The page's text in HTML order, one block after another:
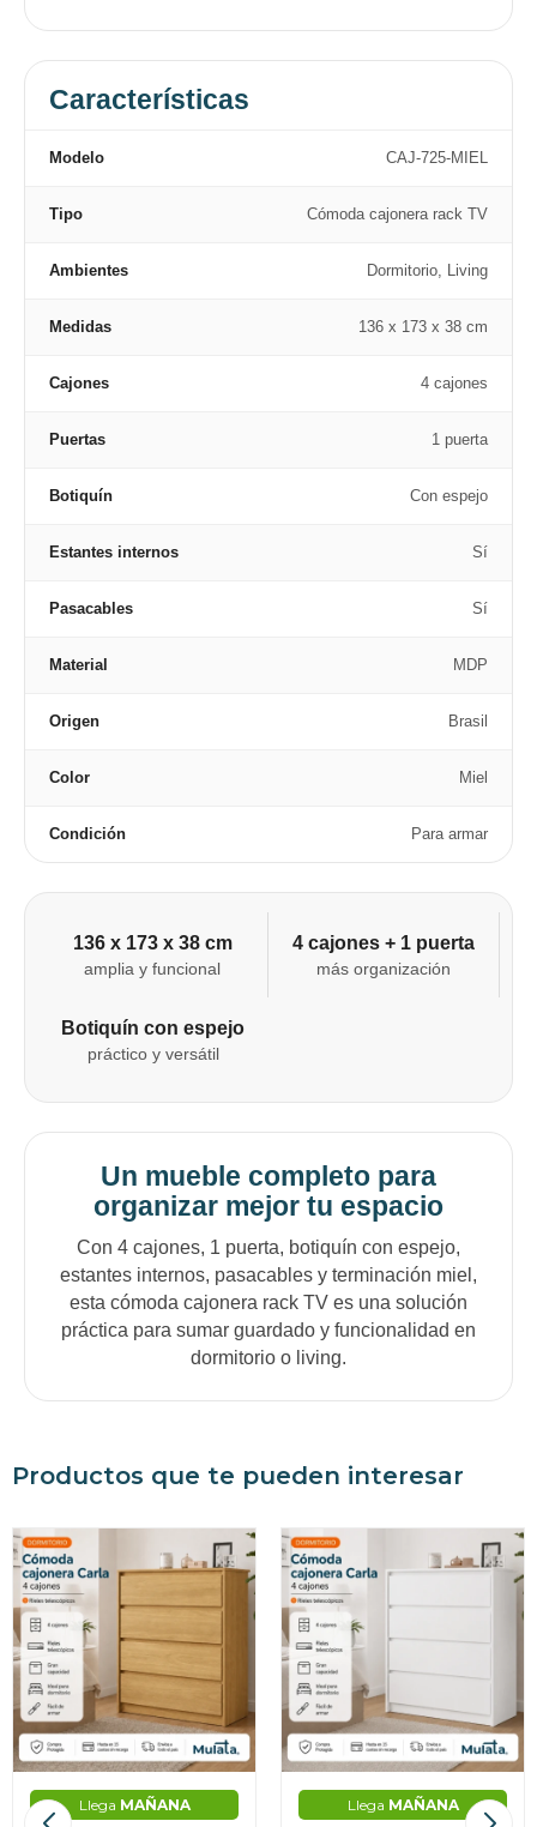
Características
Modelo CAJ-725-MIEL
Tipo Cómoda cajonera rack TV
Ambientes Dormitorio, Living
Medidas 136 x 173 x 38 cm
Cajones 4 cajones
Puertas 1 puerta
Botiquín Con espejo
Estantes internos Sí
Pasacables Sí
Material MDP
Origen Brasil
Color Miel
Condición Para armar
136 x 173 x 38 cm
amplia y funcional
4 cajones + 1 puerta
más organización
Botiquín con espejo
práctico y versátil
Un mueble completo para
organizar mejor tu espacio
Con 4 cajones, 1 puerta, botiquín con espejo,
estantes internos, pasacables y terminación miel,
esta cómoda cajonera rack TV es una solución
práctica para sumar guardado y funcionalidad en
dormitorio o living.
Productos que te pueden interesar
Llega MAÑANA
Llega MAÑANA